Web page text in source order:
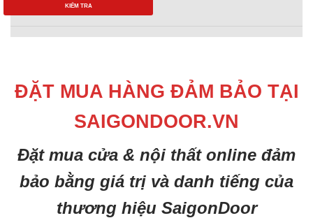
KIỂM TRA
ĐẶT MUA HÀNG ĐẢM BẢO TẠI
SAIGONDOOR.VN
Đặt mua cửa & nội thất online đảm
bảo bằng giá trị và danh tiếng của
thương hiệu SaigonDoor